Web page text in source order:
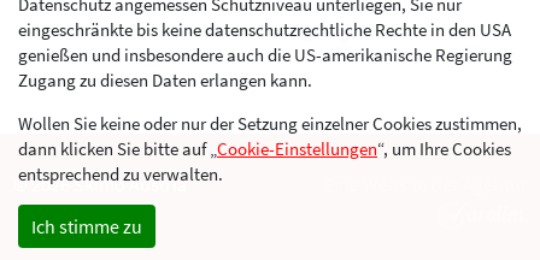
Werben im Skibergsteigen
© 2026 Skimo Austria
eingeschränkte bis keine datenschutzrechtliche Rechte in den USA
genießen und insbesondere auch die US-amerikanische Regierung
Zugang zu diesen Daten erlangen kann.
Wollen Sie keine oder nur der Setzung einzelner Cookies zustimmen,
dann klicken Sie bitte auf „Cookie-Einstellungen“, um Ihre Cookies
entsprechend zu verwalten.
Ich stimme zu